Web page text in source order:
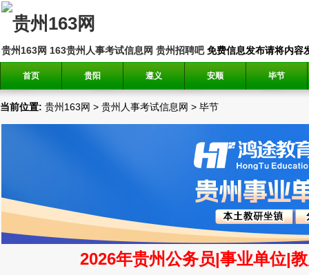
贵州163网 163贵州人事考试信息网 贵州招聘吧免费信息发布请将内容
首页 贵阳 遵义 安顺 毕节
当前位置: 贵州163网 > 贵州人事考试信息网 > 毕节